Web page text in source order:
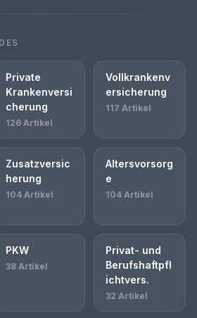
Private
Krankenversi
cherung
126 Artikel
Vollkrankenv
ersicherung
117 Artikel
Zusatzversic
herung
104 Artikel
Altersvorsorg
e
104 Artikel
PKW
38 Artikel
Privat- und
Berufshaftpfl
ichtvers.
32 Artikel